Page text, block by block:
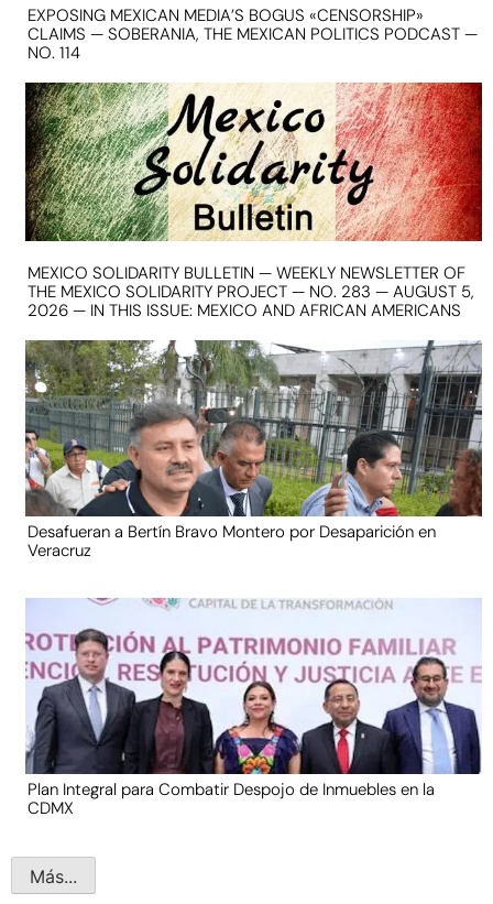
EXPOSING MEXICAN MEDIA’S BOGUS «CENSORSHIP»
CLAIMS — SOBERANIA, THE MEXICAN POLITICS PODCAST —
NO. 114
MEXICO SOLIDARITY BULLETIN — WEEKLY NEWSLETTER OF
THE MEXICO SOLIDARITY PROJECT — NO. 283 — AUGUST 5,
2026 — IN THIS ISSUE: MEXICO AND AFRICAN AMERICANS
Desafueran a Bertín Bravo Montero por Desaparición en
Veracruz
Plan Integral para Combatir Despojo de Inmuebles en la
CDMX
Más...